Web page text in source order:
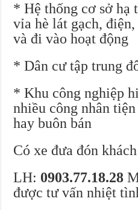
* Hệ thống cơ sở hạ
vỉa hè lát gạch,
và đi vào hoạt động
* Dân cư tập trung
* Khu công nghiệp
nhiều công nhân
hay buôn bán
Có xe đưa đón
LH: 0903.77.18.28
được tư vấn nhiệt